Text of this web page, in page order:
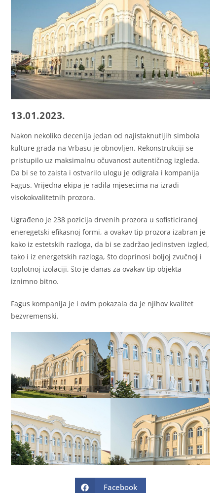
13.01.2023.
Nakon nekoliko decenija jedan od najistaknutijih simbola
kulture grada na Vrbasu je obnovljen. Rekonstrukciji se
pristupilo uz maksimalnu očuvanost autentičnog izgleda.
Da bi se to zaista i ostvarilo ulogu je odigrala i kompanija
Fagus. Vrijedna ekipa je radila mjesecima na izradi
visokokvalitetnih prozora.
Ugrađeno je 238 pozicija drvenih prozora u sofisticiranoj
eneregetski efikasnoj formi, a ovakav tip prozora izabran je
kako iz estetskih razloga, da bi se zadržao jedinstven izgled,
tako i iz energetskih razloga, što doprinosi boljoj zvučnoj i
toplotnoj izolaciji, što je danas za ovakav tip objekta
iznimno bitno.
Fagus kompanija je i ovim pokazala da je njihov kvalitet
bezvremenski.
Facebook